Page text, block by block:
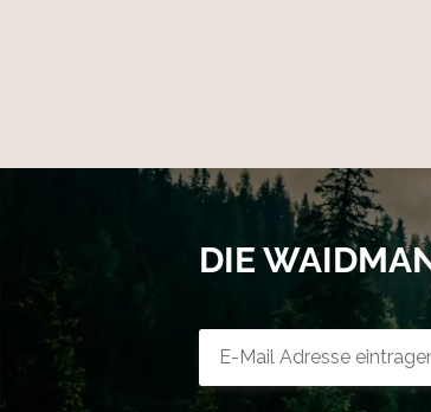
DIE